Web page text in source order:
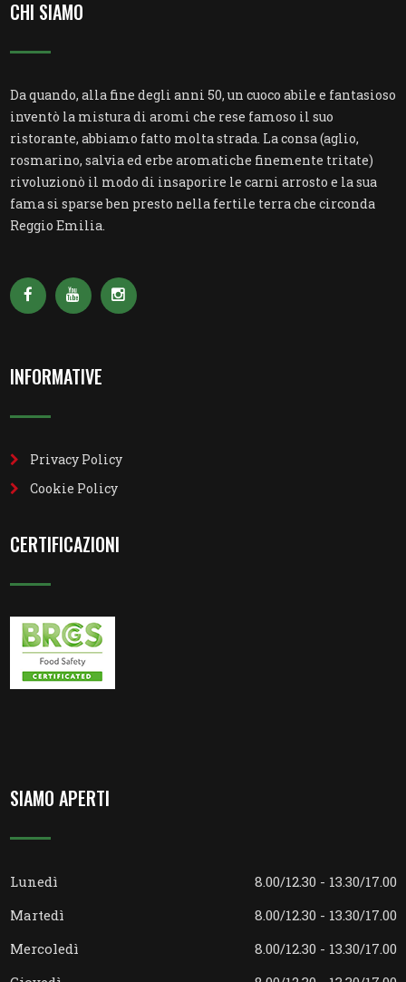
CHI SIAMO
Da quando, alla fine degli anni 50, un cuoco abile e fantasioso
inventò la mistura di aromi che rese famoso il suo
ristorante, abbiamo fatto molta strada. La consa (aglio,
rosmarino, salvia ed erbe aromatiche finemente tritate)
rivoluzionò il modo di insaporire le carni arrosto e la sua
fama si sparse ben presto nella fertile terra che circonda
Reggio Emilia.
INFORMATIVE
Privacy Policy
Cookie Policy
CERTIFICAZIONI
SIAMO APERTI
Lunedì
8.00/12.30 - 13.30/17.00
Martedì
8.00/12.30 - 13.30/17.00
Mercoledì
8.00/12.30 - 13.30/17.00